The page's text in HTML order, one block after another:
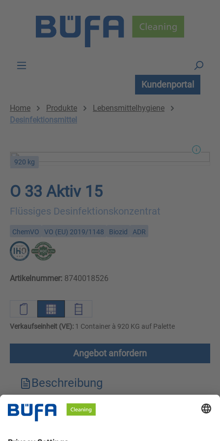
Kundenportal
Home Produkte
Lebensmittelhygiene
Desinfektionsmittel
920 kg
O 33 Aktiv 15
Flüssiges Desinfektionskonzentrat
ChemVO VO (EU) 2019/1148 Biozid ADR
Artikelnummer: 8740018526
Verkaufseinheit (VE): 1 Container à 920 KG auf Palette
Angebot anfordern
Beschreibung
Technische Merkmale